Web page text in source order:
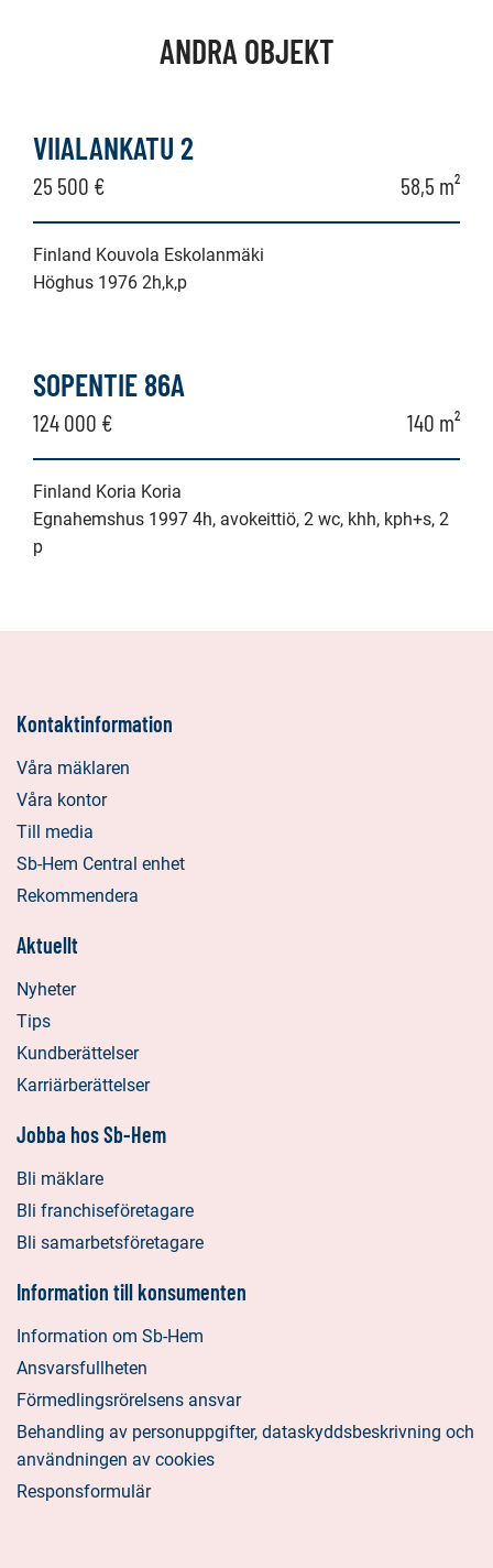
ANDRA OBJEKT
VIIALANKATU 2
25 500 € 58,5 m²
Finland Kouvola Eskolanmäki
Höghus 1976 2h,k,p
SOPENTIE 86A
124 000 € 140 m²
Finland Koria Koria
Egnahemshus 1997 4h, avokeittiö, 2 wc, khh, kph+s, 2
p
Kontaktinformation
Våra mäklaren
Våra kontor
Till media
Sb-Hem Central enhet
Rekommendera
Aktuellt
Nyheter
Tips
Kundberättelser
Karriärberättelser
Jobba hos Sb-Hem
Bli mäklare
Bli franchiseföretagare
Bli samarbetsföretagare
Information till konsumenten
Information om Sb-Hem
Ansvarsfullheten
Förmedlingsrörelsens ansvar
Behandling av personuppgifter, dataskyddsbeskrivning och
användningen av cookies
Responsformulär